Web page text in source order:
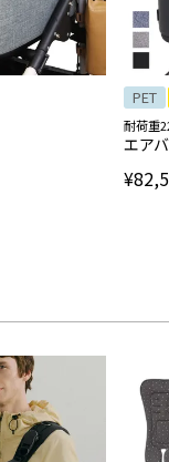
PET
耐荷重
エア
¥